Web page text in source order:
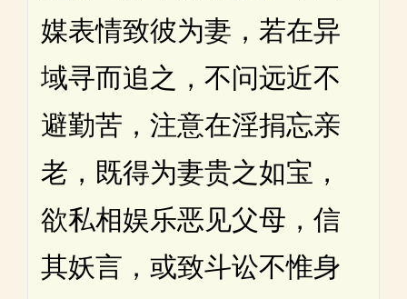
媒表情致彼为妻，若在异
域寻而追之，不问远近不
避勤苦，注意在淫捐忘亲
老，既得为妻贵之如宝，
欲私相娱乐恶见父母，信
其妖言，或致斗讼不惟身